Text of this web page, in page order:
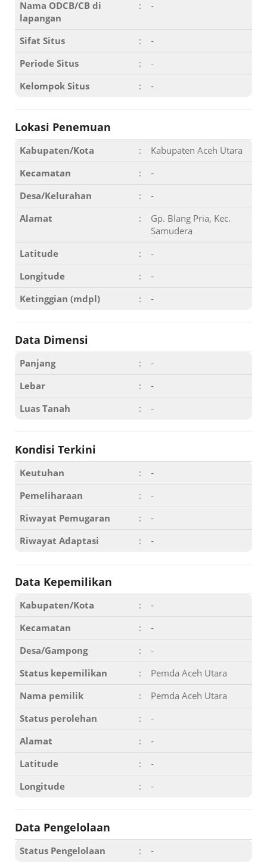
Nama ODCB/CB di
lapangan
: -
Sifat Situs :
-
Periode Situs
:
-
Kelompok Situs
: -
Lokasi Penemuan
Kabupaten/Kota :
Kabupaten Aceh Utara
Kecamatan
:
-
Desa/Kelurahan
:
-
Alamat
:
Gp. Blang Pria, Kec.
Samudera
Latitude
:
-
Longitude
:
-
Ketinggian (mdpl)
: -
Data Dimensi
Panjang :
-
Lebar
:
-
Luas Tanah
: -
Kondisi Terkini
Keutuhan :
-
Pemeliharaan
:
-
Riwayat Pemugaran
:
-
Riwayat Adaptasi
: -
Data Kepemilikan
Kabupaten/Kota :
-
Kecamatan
:
-
Desa/Gampong
:
-
Status kepemilikan
:
Pemda Aceh Utara
Nama pemilik
:
Pemda Aceh Utara
Status perolehan
:
-
Alamat
:
-
Latitude
:
-
Longitude
: -
Data Pengelolaan
Status Pengelolaan : -